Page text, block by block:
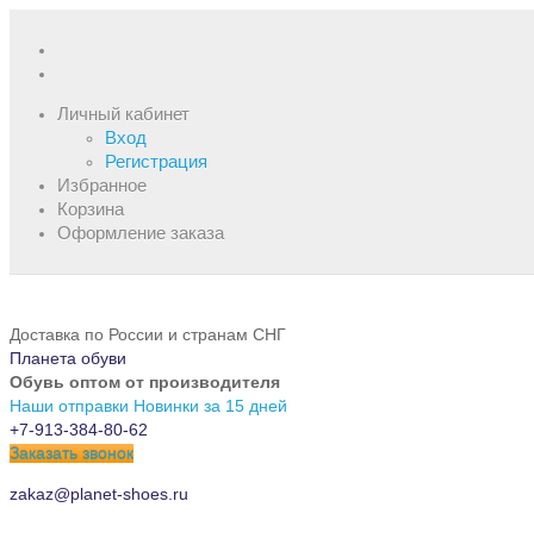
Личный кабинет
Вход
Регистрация
Избранное
Корзина
Оформление заказа
Доставка по России и странам СНГ
Планета обуви
Обувь оптом от производителя
Наши отправки Новинки за 15 дней
+7-913-384-80-62
Заказать звонок
zakaz@planet-shoes.ru